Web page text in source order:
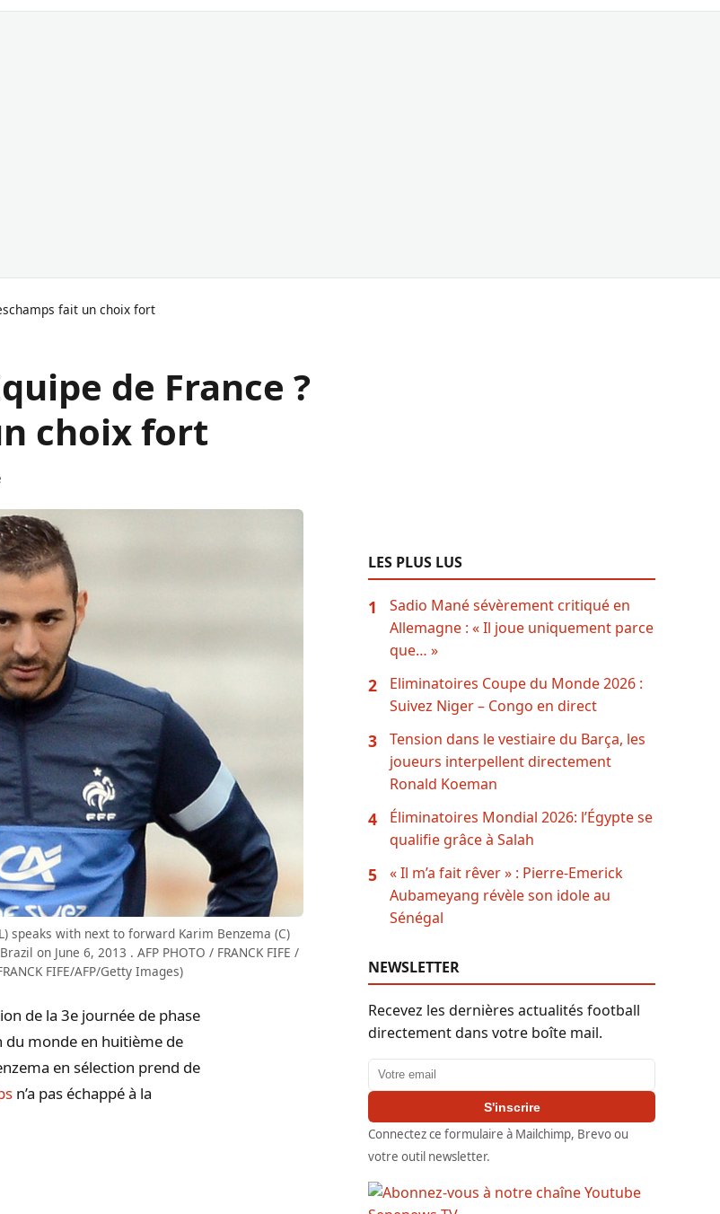
fait un choix fort
de France ?
choix fort
speaks with next to forward Karim Benzema (C)
on June 6, 2013 . AFP PHOTO / FRANCK FIFE /
FIFE/AFP/Getty Images)
de la 3e journée de phase
du monde en huitième de
en sélection prend de
n’a pas échappé à la
LES PLUS LUS
1
Sadio Mané sévèrement critiqué en
Allemagne : « Il joue uniquement parce
que… »
2
Eliminatoires Coupe du Monde 2026 :
Suivez Niger – Congo en direct
3
Tension dans le vestiaire du Barça, les
joueurs interpellent directement
Ronald Koeman
4
Éliminatoires Mondial 2026: l’Égypte se
qualifie grâce à Salah
5
« Il m’a fait rêver » : Pierre-Emerick
Aubameyang révèle son idole au
Sénégal
NEWSLETTER
Recevez les dernières actualités football
directement dans votre boîte mail.
Adresse email
S'inscrire
Connectez ce formulaire à Mailchimp, Brevo ou
votre outil newsletter.